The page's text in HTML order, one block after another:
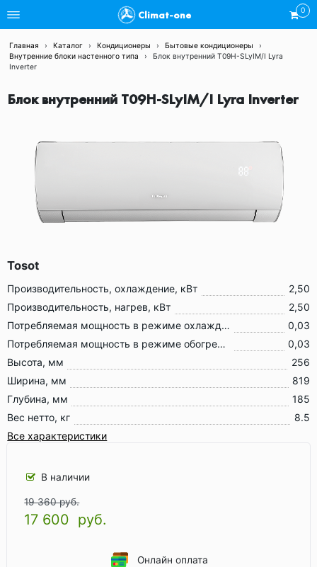
Climat-one 0
Главная › Каталог › Кондиционеры › Бытовые кондиционеры
›
Внутренние блоки настенного типа
›
Блок внутренний T09H-SLyIM/I Lyra
Inverter
Блок внутренний T09H-SLyIM/I Lyra Inverter
Tosot
Производительность, охлаждение, кВт
2,50
Производительность, нагрев, кВт
2,50
Потребляемая мощность в режиме охлаждения, кВт
0,03
Потребляемая мощность в режиме обогрева, кВт
0,03
Высота, мм
256
Ширина, мм
819
Глубина, мм
185
Вес нетто, кг
8.5
Все характеристики
В наличии
19 360 руб.
17 600 руб.
Онлайн оплата